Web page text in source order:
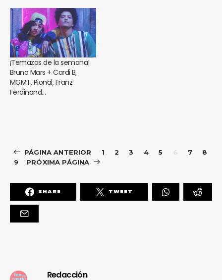
¡Temazos de la semana!
Bruno Mars + Cardi B,
MGMT, Pional, Franz
Ferdinand…
PÁGINA ANTERIOR 1 2 3 4 5 6 7
8
9
PRÓXIMA PÁGINA
SHARE TWEET
Redacción